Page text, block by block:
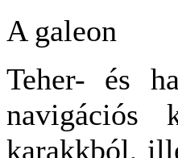
A galeon
Teher- és
navigációs
karakkból,